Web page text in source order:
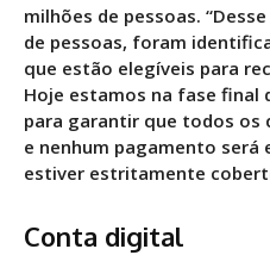
milhões de pessoas.
de pessoas, foram
que estão elegíveis para
Hoje estamos na fase final
para garantir que todos
e nenhum pagamento
estiver estritamente
Conta digital